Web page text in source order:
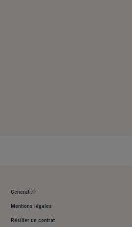
Generali.fr
Mentions légales
Résilier un contrat